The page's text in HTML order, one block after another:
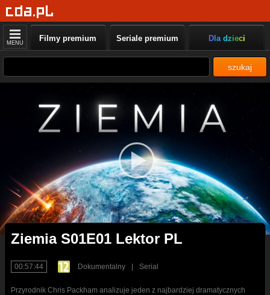
MENU Filmy premium Seriale premium Dla dzieci
szukaj
Ziemia S01E01 Lektor PL
00:57:44 Dokumentalny Serial
Przyrodnik Chris Packham analizuje jeden z najbardziej dramatycznych